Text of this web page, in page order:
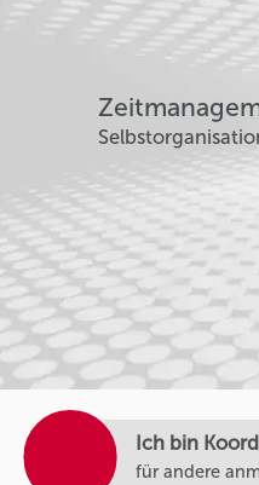
Ich bin
für andere